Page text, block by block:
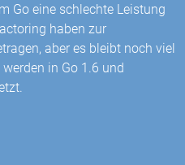
Go eine schlechte Leistung
haben zur
aber es bleibt noch viel
in Go 1.6 und